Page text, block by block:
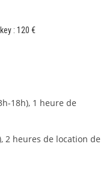
: 120 €
18h), 1 heure de
2 heures de location de